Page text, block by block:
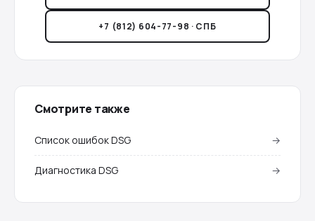
+7 (812) 604-77-98 · СПБ
Смотрите также
Список ошибок DSG →
Диагностика DSG →